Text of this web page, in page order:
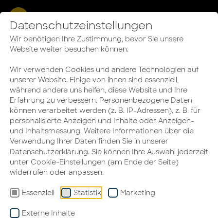
Datenschutzeinstellungen
Wir benötigen Ihre Zustimmung, bevor Sie unsere
Website weiter besuchen können.
Wir verwenden Cookies und andere Technologien auf
unserer Website. Einige von ihnen sind essenziell,
während andere uns helfen, diese Website und Ihre
Erfahrung zu verbessern. Personenbezogene Daten
können verarbeitet werden (z. B. IP-Adressen), z. B. für
personalisierte Anzeigen und Inhalte oder Anzeigen-
und Inhaltsmessung. Weitere Informationen über die
Verwendung Ihrer Daten finden Sie in unserer
Datenschutzerklärung. Sie können Ihre Auswahl jederzeit
unter Cookie-Einstellungen (am Ende der Seite)
widerrufen oder anpassen.
Essenziell Statistik Marketing
Externe Inhalte
Planung von HALLO ARBEIT
Eure Bürovision - von
unseren
erfahrenen
Innenarchitekten
perfekt umgesetzt